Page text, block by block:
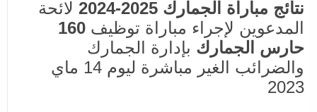
نتائج مباراة الجمارك 2025-2024
لائحة
المدعوين لإجراء مباراة توظيف 160
حارس الجمارك بإدارة الجمارك
والضرائب الغير مباشرة ليوم 14 ماي
2023